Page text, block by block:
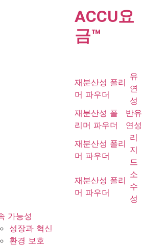
ACCU요
금™
재분산성 폴리
머 파우더
유
연
성
재분산성 폴
리머 파우더
반유
연성
재분산성 폴리
머 파우더
리
지
드
재분산성 폴리
머 파우더
소
수
성
가능성
성장과 혁신
환경 보호